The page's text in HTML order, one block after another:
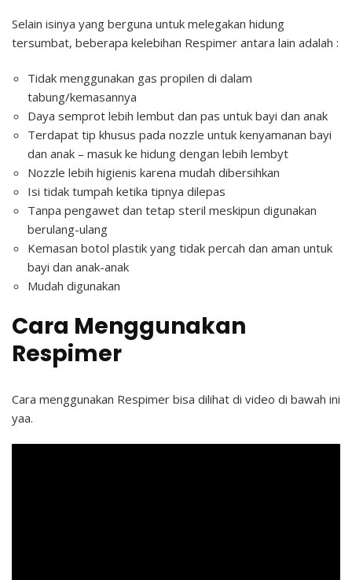
Selain isinya yang berguna untuk melegakan hidung
tersumbat, beberapa kelebihan Respimer antara lain adalah :
Tidak menggunakan gas propilen di dalam
tabung/kemasannya
Daya semprot lebih lembut dan pas untuk bayi dan anak
Terdapat tip khusus pada nozzle untuk kenyamanan bayi
dan anak – masuk ke hidung dengan lebih lembyt
Nozzle lebih higienis karena mudah dibersihkan
Isi tidak tumpah ketika tipnya dilepas
Tanpa pengawet dan tetap steril meskipun digunakan
berulang-ulang
Kemasan botol plastik yang tidak percah dan aman untuk
bayi dan anak-anak
Mudah digunakan
Cara Menggunakan
Respimer
Cara menggunakan Respimer bisa dilihat di video di bawah ini
yaa.